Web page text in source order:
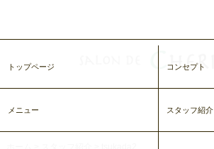
トップページ コンセプト
メニュー スタッフ紹介